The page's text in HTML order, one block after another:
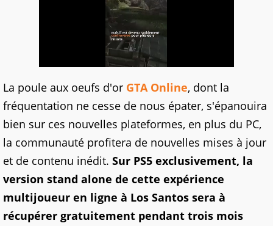
La poule aux oeufs d'or GTA Online, dont la
fréquentation ne cesse de nous épater, s'épanouira
bien sur ces nouvelles plateformes, en plus du PC,
la communauté profitera de nouvelles mises à jour
et de contenu inédit. Sur PS5 exclusivement, la
version stand alone de cette expérience
multijoueur en ligne à Los Santos sera à
récupérer gratuitement pendant trois mois